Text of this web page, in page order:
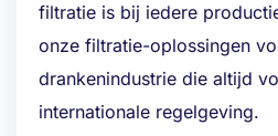
filtratie is bij iedere
onze filtratie-oplossingen
drankenindustrie die altijd
internationale regelgeving.